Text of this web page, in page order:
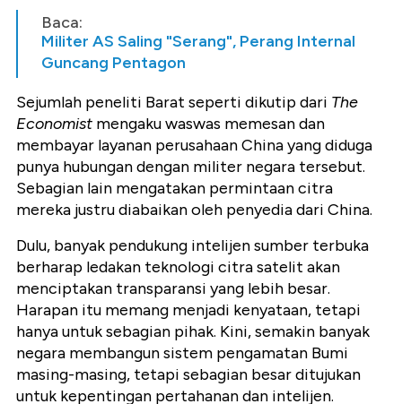
Baca:
Militer AS Saling "Serang", Perang Internal
Guncang Pentagon
Sejumlah peneliti Barat seperti dikutip dari The
Economist mengaku waswas memesan dan
membayar layanan perusahaan China yang diduga
punya hubungan dengan militer negara tersebut.
Sebagian lain mengatakan permintaan citra
mereka justru diabaikan oleh penyedia dari China.
Dulu, banyak pendukung intelijen sumber terbuka
berharap ledakan teknologi citra satelit akan
menciptakan transparansi yang lebih besar.
Harapan itu memang menjadi kenyataan, tetapi
hanya untuk sebagian pihak. Kini, semakin banyak
negara membangun sistem pengamatan Bumi
masing-masing, tetapi sebagian besar ditujukan
untuk kepentingan pertahanan dan intelijen.